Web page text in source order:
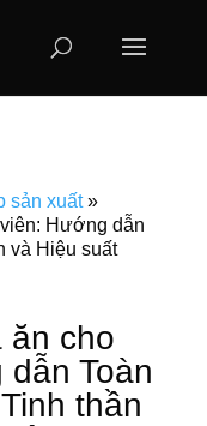
sản xuất»
Hướng dẫn
và Hiệu suất
cho
Toàn
thần